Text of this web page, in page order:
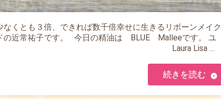
なくとも３倍、できれば数千倍幸せに生きるリボーンメイク
の近常祐子です。 今日の精油は BLUE Malleeです。 ユ
リ… Laura Lisa …
続きを読む